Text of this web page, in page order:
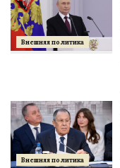
Внешняя политика
Внешняя политика